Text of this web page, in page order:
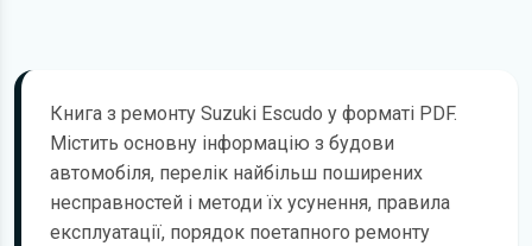
Книга з ремонту Suzuki Escudo у форматі PDF.
Містить основну інформацію з будови
автомобіля, перелік найбільш поширених
несправностей і методи їх усунення, правила
експлуатації, порядок поетапного ремонту